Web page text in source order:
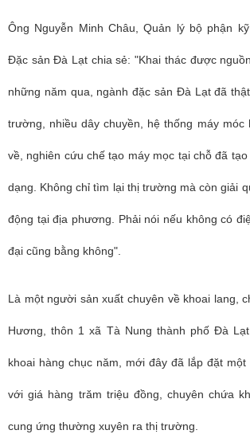
Ông Nguyễn Minh Châu, Quản lý bộ phận
Đặc sản Đà Lạt chia sẻ: "Khai thác được
những năm qua, ngành đặc sản Đà Lạt đã
trường, nhiều dây chuyền, hệ thống máy móc
về, nghiên cứu chế tạo máy mọc tại chỗ đã
dạng. Không chỉ tìm lại thị trường mà còn giải
động tại địa phương. Phải nói nếu không có
đại cũng bằng không".
Là một người sản xuất chuyên về khoai lang,
Hương, thôn 1 xã Tà Nung thành phố Đà
khoai hàng chục năm, mới đây đã lắp đặt một
với giá hàng trăm triệu đồng, chuyên chứa
cung ứng thường xuyên ra thị trường.